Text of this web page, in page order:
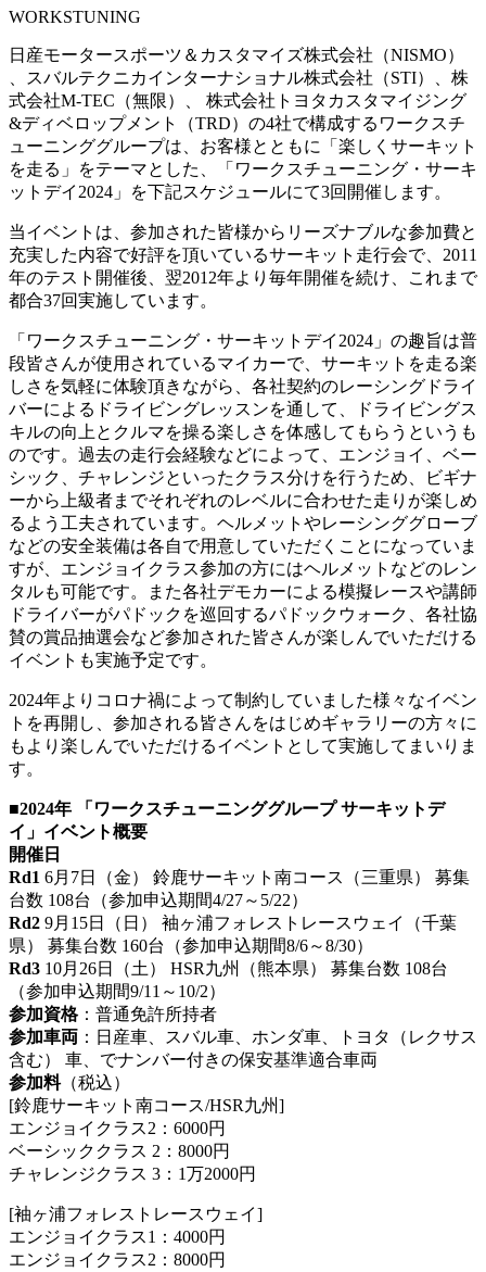
WORKSTUNING
日産モータースポーツ＆カスタマイズ株式会社（NISMO）
、スバルテクニカインターナショナル株式会社（STI）、株
式会社M-TEC（無限）、 株式会社トヨタカスタマイジング
&ディベロップメント（TRD）の4社で構成するワークスチ
ューニンググループは、お客様とともに「楽しくサーキット
を走る」をテーマとした、「ワークスチューニング・サーキ
ットデイ2024」を下記スケジュールにて3回開催します。
当イベントは、参加された皆様からリーズナブルな参加費と
充実した内容で好評を頂いているサーキット走行会で、2011
年のテスト開催後、翌2012年より毎年開催を続け、これまで
都合37回実施しています。
「ワークスチューニング・サーキットデイ2024」の趣旨は普
段皆さんが使用されているマイカーで、サーキットを走る楽
しさを気軽に体験頂きながら、各社契約のレーシングドライ
バーによるドライビングレッスンを通して、ドライビングス
キルの向上とクルマを操る楽しさを体感してもらうというも
のです。過去の走行会経験などによって、エンジョイ、ベー
シック、チャレンジといったクラス分けを行うため、ビギナ
ーから上級者までそれぞれのレベルに合わせた走りが楽しめ
るよう工夫されています。ヘルメットやレーシンググローブ
などの安全装備は各自で用意していただくことになっていま
すが、エンジョイクラス参加の方にはヘルメットなどのレン
タルも可能です。また各社デモカーによる模擬レースや講師
ドライバーがパドックを巡回するパドックウォーク、各社協
賛の賞品抽選会など参加された皆さんが楽しんでいただける
イベントも実施予定です。
2024年よりコロナ禍によって制約していました様々なイベン
トを再開し、参加される皆さんをはじめギャラリーの方々に
もより楽しんでいただけるイベントとして実施してまいりま
す。
■2024年 「ワークスチューニンググループ サーキットデ
イ」イベント概要
開催日
Rd1 6月7日（金） 鈴鹿サーキット南コース（三重県） 募集
台数 108台（参加申込期間4/27～5/22）
Rd2 9月15日（日） 袖ヶ浦フォレストレースウェイ（千葉
県） 募集台数 160台（参加申込期間8/6～8/30）
Rd3 10月26日（土） HSR九州（熊本県） 募集台数 108台
（参加申込期間9/11～10/2）
参加資格：普通免許所持者
参加車両 ：日産車、スバル車、ホンダ車、トヨタ（レクサス
含む） 車、でナンバー付きの保安基準適合車両
参加料（税込）
[鈴鹿サーキット南コース/HSR九州]
エンジョイクラス2：6000円
ベーシッククラス 2：8000円
チャレンジクラス 3：1万2000円
[袖ヶ浦フォレストレースウェイ]
エンジョイクラス1：4000円
エンジョイクラス2：8000円